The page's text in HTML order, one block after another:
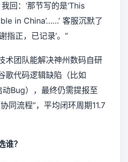
回：‘那节写的是‘This
in China’……’ 客服沉默了
指正，已记录’。”
术团队能解决神州数码自研
歌代码逻辑缺陷（比如
Bug），最终仍需提报至
同流程”，平均闭环周期11.7
谁？